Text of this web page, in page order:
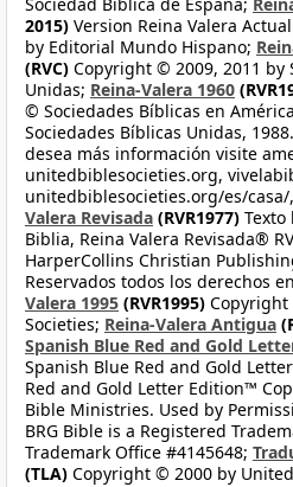
2015) Version Reina Valera
by Editorial Mundo Hispano;
(RVC) Copyright © 2009, 2011 by
Unidas; Reina-Valera 1960
© Sociedades Bíblicas en
Sociedades Bíblicas Unidas,
desea más información visite
unitedbiblesocieties.org,
unitedbiblesocieties.org/es/
Valera Revisada (RVR1977) Texto
Biblia, Reina Valera Revisada®
HarperCollins Christian
Reservados todos los derechos
Valera 1995 (RVR1995)
Societies; Reina-Valera Antigua
Spanish Blue Red and Gold
Spanish Blue Red and Gold
Red and Gold Letter Edition™
Bible Ministries. Used by
BRG Bible is a Registered
Trademark Office #4145648;
(TLA) Copyright © 2000 by